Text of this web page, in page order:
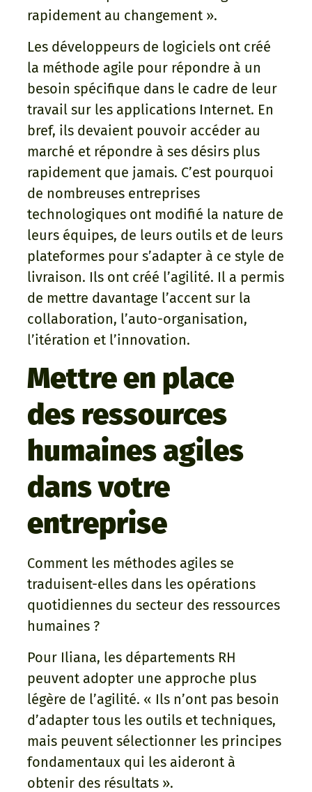
rapidement au changement ».
Les développeurs de logiciels ont créé
la méthode agile pour répondre à un
besoin spécifique dans le cadre de leur
travail sur les applications Internet. En
bref, ils devaient pouvoir accéder au
marché et répondre à ses désirs plus
rapidement que jamais. C’est pourquoi
de nombreuses entreprises
technologiques ont modifié la nature de
leurs équipes, de leurs outils et de leurs
plateformes pour s’adapter à ce style de
livraison. Ils ont créé l’agilité. Il a permis
de mettre davantage l’accent sur la
collaboration, l’auto-organisation,
l’itération et l’innovation.
Mettre en place
des ressources
humaines agiles
dans votre
entreprise
Comment les méthodes agiles se
traduisent-elles dans les opérations
quotidiennes du secteur des ressources
humaines ?
Pour Iliana, les départements RH
peuvent adopter une approche plus
légère de l’agilité. « Ils n’ont pas besoin
d’adapter tous les outils et techniques,
mais peuvent sélectionner les principes
fondamentaux qui les aideront à
obtenir des résultats ».